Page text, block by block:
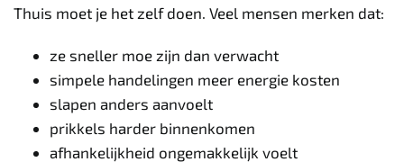
Thuis moet je het zelf doen. Veel mensen merken dat:
ze sneller moe zijn dan verwacht
simpele handelingen meer energie kosten
slapen anders aanvoelt
prikkels harder binnenkomen
afhankelijkheid ongemakkelijk voelt